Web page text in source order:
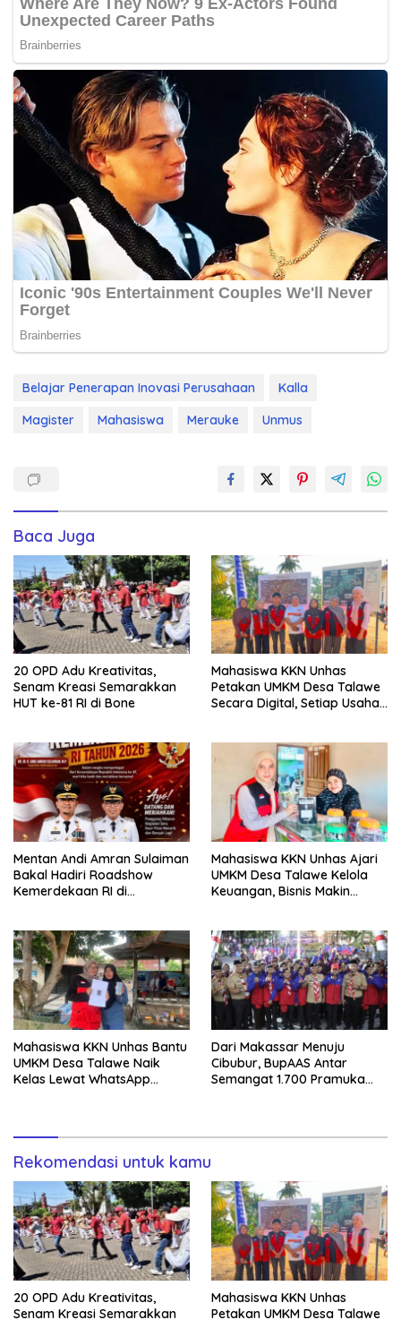
Belajar Penerapan Inovasi Perusahaan
Kalla
Magister
Mahasiswa Merauke Unmus
Baca Juga
20 OPD Adu Kreativitas,
Senam Kreasi Semarakkan
HUT ke-81 RI di Bone
Mahasiswa KKN Unhas
Petakan UMKM Desa Talawe
Secara Digital, Setiap Usaha
Mentan Andi Amran Sulaiman
Bakal Hadiri Roadshow
Kemerdekaan RI di
Dibagikan
Mahasiswa KKN Unhas Ajari
UMKM Desa Talawe Kelola
Keuangan, Bisnis Makin
Mahasiswa KKN Unhas Bantu
UMKM Desa Talawe Naik
Kelas Lewat WhatsApp
Dari Makassar Menuju
Cibubur, BupAAS Antar
Semangat 1.700 Pramuka
Rekomendasi untuk kamu
20 OPD Adu Kreativitas,
Senam Kreasi Semarakkan
Mahasiswa KKN Unhas
Petakan UMKM Desa Talawe